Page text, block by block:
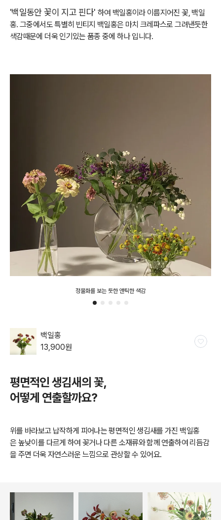
'백일동안 꽃이 지고 핀다' 하여 백일홍이라 이름지어진 꽃, 백일
홍. 그중에서도 특별히 빈티지 백일홍은 마치 크레파스로 그려낸듯한
색감때문에 더욱 인기있는 품종 중에 하나 입니다.
정물화를 보는 듯한 앤틱한 색감
절
백일홍
13,900원
평면적인 생김새의 꽃,
어떻게 연출할까요?
위를 바라보고 납작하게 피어나는 평면적인 생김새를 가진 백일홍
은 높낮이를 다르게 하여 꽂거나 다른 소재류와 함께 연출하여 리듬감
을 주면 더욱 자연스러운 느낌으로 관상할 수 있어요.